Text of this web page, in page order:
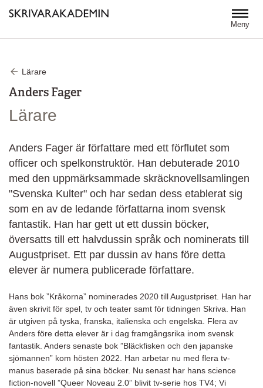
Meny
Lärare
Anders Fager
Lärare
Anders Fager är författare med ett förflutet som
officer och spelkonstruktör. Han debuterade 2010
med den uppmärksammade skräcknovellsamlingen
"Svenska Kulter" och har sedan dess etablerat sig
som en av de ledande författarna inom svensk
fantastik. Han har gett ut ett dussin böcker,
översatts till ett halvdussin språk och nominerats till
Augustpriset. Ett par dussin av hans före detta
elever är numera publicerade författare.
Hans bok ”Kråkorna” nominerades 2020 till Augustpriset. Han har
även skrivit för spel, tv och teater samt för tidningen Skriva. Han
är utgiven på tyska, franska, italienska och engelska. Flera av
Anders före detta elever är i dag framgångsrika inom svensk
fantastik. Anders senaste bok ”Bläckfisken och den japanske
sjömannen” kom hösten 2022. Han arbetar nu med flera tv-
manus baserade på sina böcker. Nu senast har hans science
fiction-novell ”Queer Noveau 2.0” blivit tv-serie hos TV4; Vi